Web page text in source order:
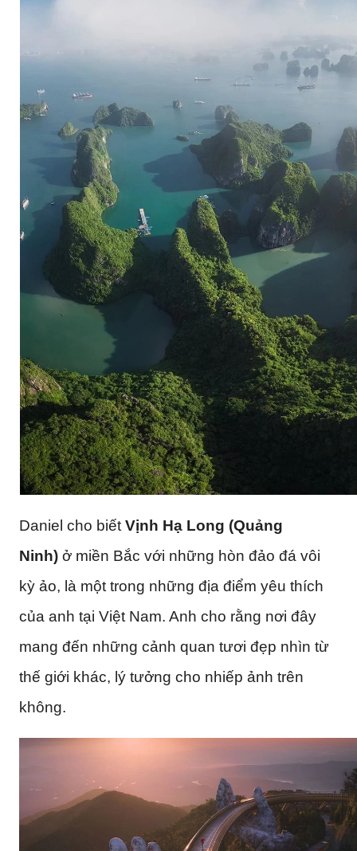
Daniel cho biết Vịnh Hạ Long (Quảng
Ninh) ở miền Bắc với những hòn đảo đá vôi
kỳ ảo, là một trong những địa điểm yêu thích
của anh tại Việt Nam. Anh cho rằng nơi đây
mang đến những cảnh quan tươi đẹp nhìn từ
thế giới khác, lý tưởng cho nhiếp ảnh trên
không.